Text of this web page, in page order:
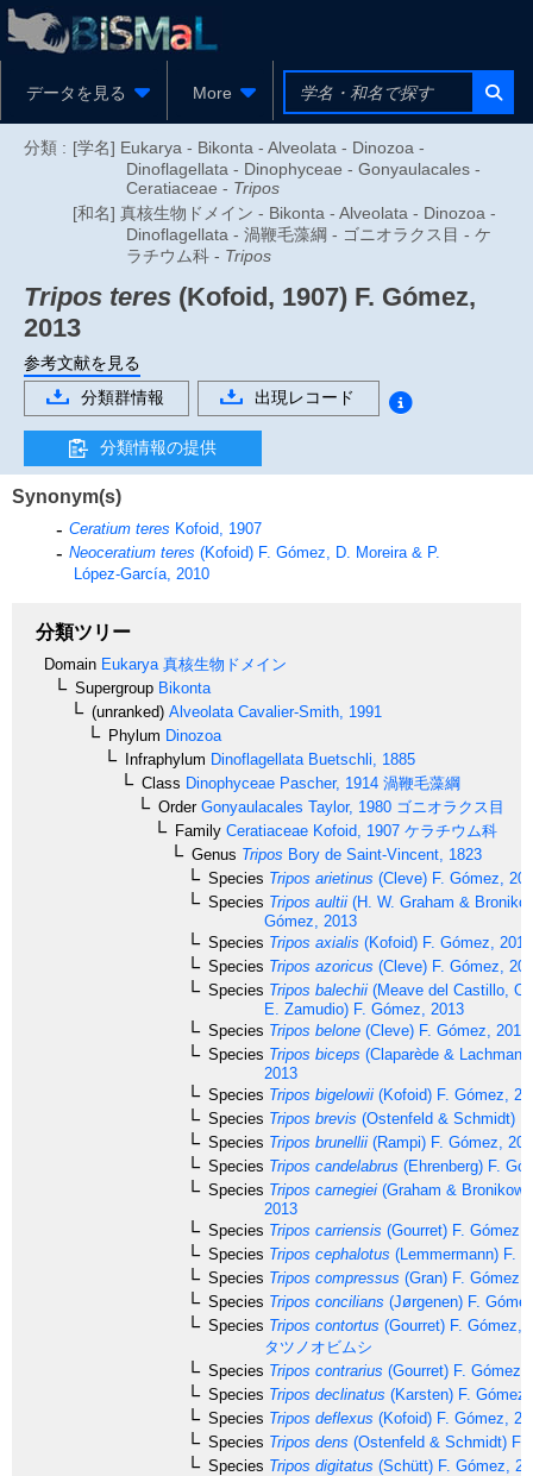
データを見る More
分類 : [学名] Eukarya - Bikonta - Alveolata - Dinozoa -
Dinoflagellata - Dinophyceae - Gonyaulacales -
Ceratiaceae - Tripos
[和名] 真核生物ドメイン - Bikonta - Alveolata - Dinozoa -
Dinoflagellata - 渦鞭毛藻綱 - ゴニオラクス目 - ケ
ラチウム科 - Tripos
Tripos teres (Kofoid, 1907) F. Gómez,
2013
参考文献を見る
分類群情報
出現レコード
分類情報の提供
Synonym(s)
Ceratium teres Kofoid, 1907
Neoceratium teres (Kofoid) F. Gómez, D. Moreira & P.
López-García, 2010
分類ツリー
Domain Eukarya 真核生物ドメイン
Supergroup Bikonta
(unranked) Alveolata Cavalier-Smith, 1991
Phylum Dinozoa
Infraphylum Dinoflagellata Buetschli, 1885
Class Dinophyceae Pascher, 1914 渦鞭毛藻綱
OrderGonyaulacales Taylor, 1980 ゴニオラクス目
Family Ceratiaceae Kofoid, 1907 ケラチウム科
Genus Tripos Bory de Saint-Vincent, 1823
Species Tripos arietinus (Cleve) F. Gómez,
Species Tripos aultii (H. W. Graham &
Gómez, 2013
Species Tripos axialis (Kofoid) F. Gómez, 2013
Species Tripos azoricus (Cleve) F. Gómez,
Species Tripos balechii (Meave del Castillo,
E. Zamudio) F. Gómez, 2013
Species Tripos belone (Cleve) F. Gómez, 2013
Species Tripos biceps (Claparède &
2013
Species Tripos bigelowii (Kofoid) F. Gómez,
Species Tripos brevis (Ostenfeld & Schmidt)
Species Tripos brunellii (Rampi) F. Gómez,
Species Tripos candelabrus (Ehrenberg) F.
Species Tripos carnegiei (Graham &
2013
Species Tripos carriensis (Gourret) F. Gómez,
Species Tripos cephalotus (Lemmermann) F.
Species Tripos compressus (Gran) F. Gómez,
Species Tripos concilians (Jørgenen) F.
Species Tripos contortus (Gourret) F. Gómez,
タツノオビムシ
Species Tripos contrarius (Gourret) F. Gómez,
Species Tripos declinatus (Karsten) F.
Species Tripos deflexus (Kofoid) F. Gómez,
Species Tripos dens (Ostenfeld & Schmidt) F.
Species Tripos digitatus (Schütt) F. Gómez,